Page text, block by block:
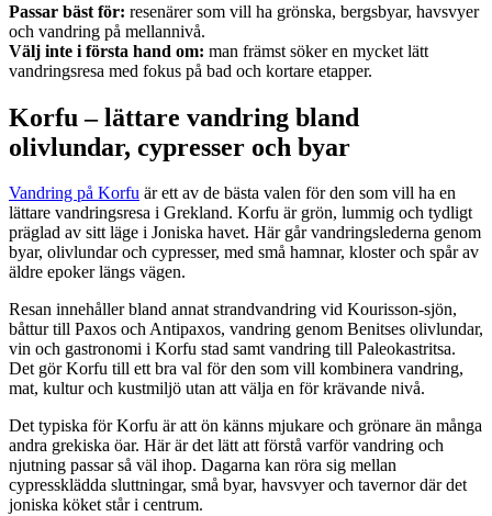
Passar bäst för: resenärer som vill ha grönska, bergsbyar, havsvyer
och vandring på mellannivå.
Välj inte i första hand om: man främst söker en mycket lätt
vandringsresa med fokus på bad och kortare etapper.
Korfu – lättare vandring bland
olivlundar, cypresser och byar
Vandring på Korfu är ett av de bästa valen för den som vill ha en
lättare vandringsresa i Grekland. Korfu är grön, lummig och tydligt
präglad av sitt läge i Joniska havet. Här går vandringslederna genom
byar, olivlundar och cypresser, med små hamnar, kloster och spår av
äldre epoker längs vägen.
Resan innehåller bland annat strandvandring vid Kourisson-sjön,
båttur till Paxos och Antipaxos, vandring genom Benitses olivlundar,
vin och gastronomi i Korfu stad samt vandring till Paleokastritsa.
Det gör Korfu till ett bra val för den som vill kombinera vandring,
mat, kultur och kustmiljö utan att välja en för krävande nivå.
Det typiska för Korfu är att ön känns mjukare och grönare än många
andra grekiska öar. Här är det lätt att förstå varför vandring och
njutning passar så väl ihop. Dagarna kan röra sig mellan
cypressklädda sluttningar, små byar, havsvyer och tavernor där det
joniska köket står i centrum.